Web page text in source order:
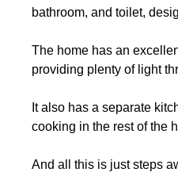
bathroom, and toilet,
The home has an
providing plenty of light
It also has a separate
cooking in the rest of the
And all this is just steps